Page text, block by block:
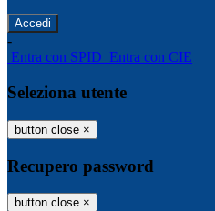
-
Entra con SPID Entra con CIE
Seleziona utente
button close ×
Recupero password
button close ×